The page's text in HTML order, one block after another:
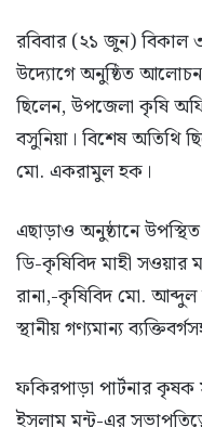
রবিবার (২১ জুন) বিকাল
উদ্যোগে অনুষ্ঠিত
ছিলেন, উপজেলা কৃষি
বসুনিয়া। বিশেষ অতিথি
মো. একরামুল হক।
এছাড়াও অনুষ্ঠানে
ডি-কৃষিবিদ মাহী
রানা,-কৃষিবিদ মো.
স্থানীয় গণ্যমান্য
ফকিরপাড়া পার্টনার